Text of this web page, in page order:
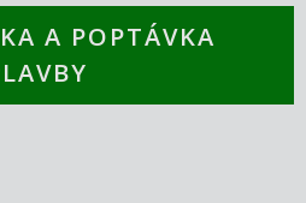
A POPTÁVKA